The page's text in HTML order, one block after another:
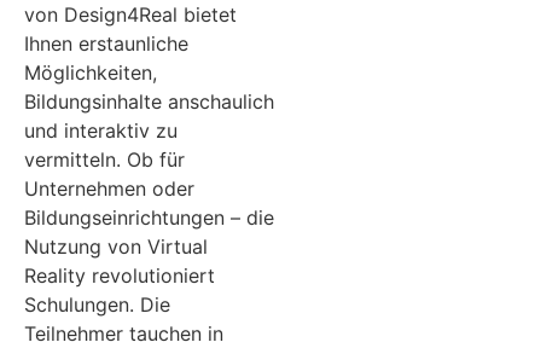
von Design4Real bietet
Ihnen erstaunliche
Möglichkeiten,
Bildungsinhalte anschaulich
und interaktiv zu
vermitteln. Ob für
Unternehmen oder
Bildungseinrichtungen – die
Nutzung von Virtual
Reality revolutioniert
Schulungen. Die
Teilnehmer tauchen in